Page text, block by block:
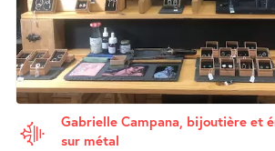
Gabrielle Campana, bijoutière et
sur métal